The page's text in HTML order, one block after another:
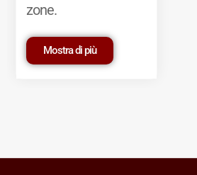
zone.
Mostra di più